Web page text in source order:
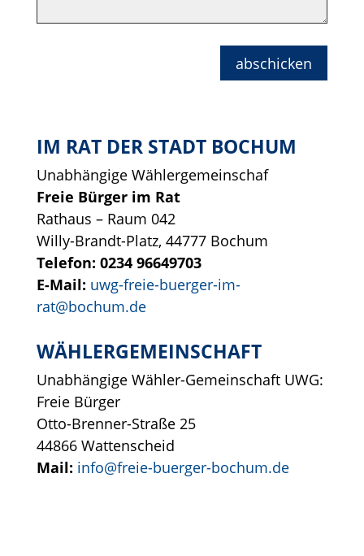
abschicken
IM RAT DER STADT BOCHUM
Unabhängige Wählergemeinschaf
Freie Bürger im Rat
Rathaus – Raum 042
Willy-Brandt-Platz, 44777 Bochum
Telefon: 0234 96649703
E-Mail: uwg-freie-buerger-im-
rat@bochum.de
WÄHLERGEMEINSCHAFT
Unabhängige Wähler-Gemeinschaft UWG:
Freie Bürger
Otto-Brenner-Straße 25
44866 Wattenscheid
Mail: info@freie-buerger-bochum.de